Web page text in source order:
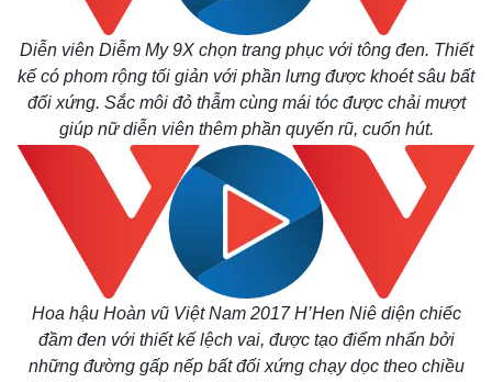
Hậu trường
Diễn viên Diễm My 9X chọn trang phục với tông đen. Thiết
kế có phom rộng tối giản với phần lưng được khoét sâu bất
đối xứng. Sắc môi đỏ thẫm cùng mái tóc được chải mượt
giúp nữ diễn viên thêm phần quyến rũ, cuốn hút.
Hoa hậu Hoàn vũ Việt Nam 2017 H’Hen Niê diện chiếc
đầm đen với thiết kế lệch vai, được tạo điểm nhấn bởi
những đường gấp nếp bất đối xứng chạy dọc theo chiều